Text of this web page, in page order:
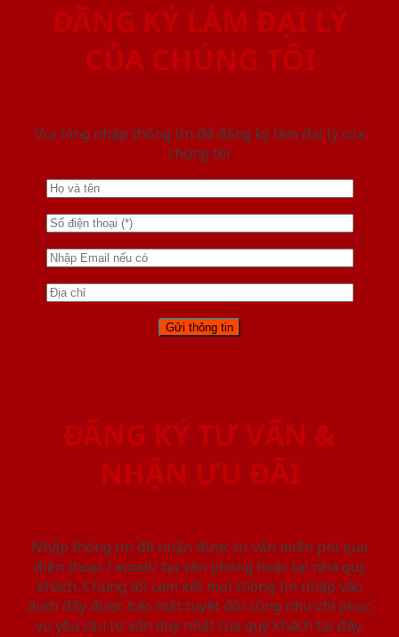
ĐĂNG KÝ LÀM ĐẠI LÝ
CỦA CHÚNG TÔI
Vui lòng nhập thông tin để đăng ký làm đại lý của
chúng tôi
ĐĂNG KÝ TƯ VẤN &
NHẬN ƯU ĐÃI
Nhập thông tin để nhận được tư vấn miễn phí qua
điện thoại / email/ tại văn phòng hoặc tại nhà quý
khách. Chúng tôi cam kết mọi thông tin nhập vào
dưới đây được bảo mật tuyệt đối cũng như chỉ phục
vụ yêu cầu tư vấn duy nhất của quý khách tại đây.